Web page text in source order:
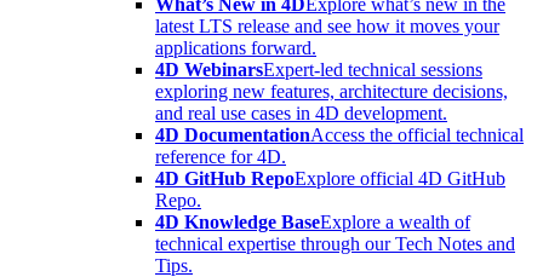
What’s New in 4DExplore what’s new in the
latest LTS release and see how it moves your
applications forward.
4D WebinarsExpert-led technical sessions
exploring new features, architecture decisions,
and real use cases in 4D development.
4D DocumentationAccess the official technical
reference for 4D.
4D GitHub RepoExplore official 4D GitHub
Repo.
4D Knowledge BaseExplore a wealth of
technical expertise through our Tech Notes and
Tips.